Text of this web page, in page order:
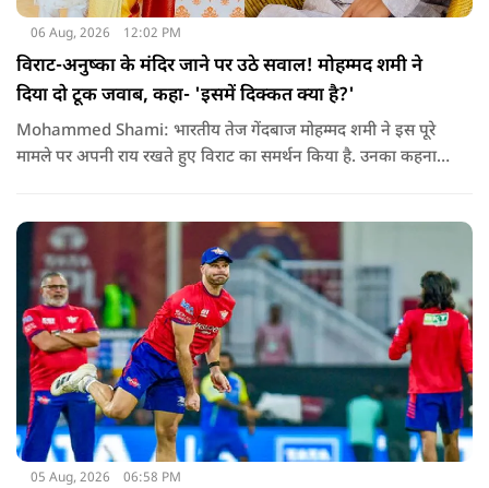
06 Aug, 2026 12:02 PM
विराट-अनुष्का के मंदिर जाने पर उठे सवाल! मोहम्मद शमी ने
दिया दो टूक जवाब, कहा- 'इसमें दिक्कत क्या है?'
Mohammed Shami: भारतीय तेज गेंदबाज मोहम्मद शमी ने इस पूरे
मामले पर अपनी राय रखते हुए विराट का समर्थन किया है. उनका कहना है
05 Aug, 2026 06:58 PM